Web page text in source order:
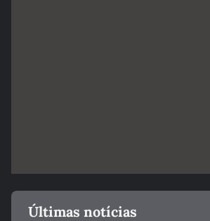
Últimas notícias